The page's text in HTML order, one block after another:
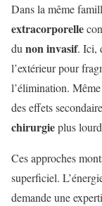
Dans la même
extracorporelle
dunon invasif. Ici,
l’extérieur pour
l’élimination.
des effets
chirurgieplus
Ces approches
superficiel.
demande une